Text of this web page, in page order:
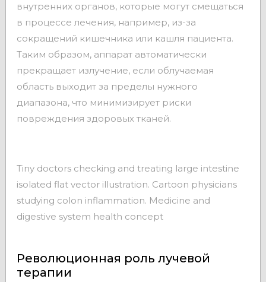
внутренних органов, которые могут смещаться
в процессе лечения, например, из-за
сокращений кишечника или кашля пациента.
Таким образом, аппарат автоматически
прекращает излучение, если облучаемая
область выходит за пределы нужного
диапазона, что минимизирует риски
повреждения здоровых тканей.
Tiny doctors checking and treating large intestine
isolated flat vector illustration. Cartoon physicians
studying colon inflammation. Medicine and
digestive system health concept
Революционная роль лучевой
терапии